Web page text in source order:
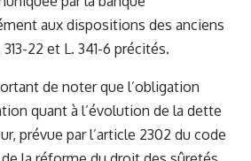
aux dispositions des anciens
22 et L. 341-6 précités.
de noter que l’obligation
quant à l’évolution de la dette
prévue par l’article 2302 du code